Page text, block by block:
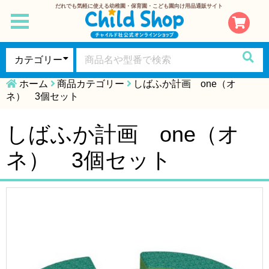
だれでも気軽に使える幼稚園・保育園・こども園向け用品通販サイト
toggle
navigation
ホーム 商品カテゴリー
しばふか計画 one（オ
ネ） 3個セット
しばふか計画 one（オ
ネ） 3個セット